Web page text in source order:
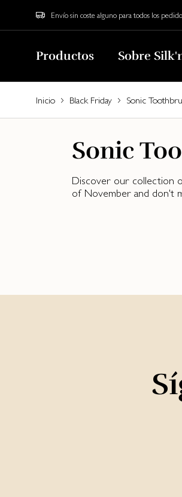
Envío sin coste alguno para todos los
Productos Sobre
Inicio Black Friday Sonic
Sonic
Discover our collection
of November and don't